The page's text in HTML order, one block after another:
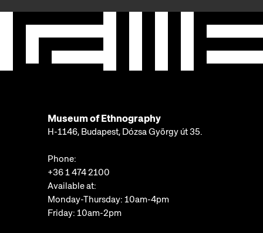
Museum of Ethnography
H-1146, Budapest, Dózsa György út 35.
Phone:
+36 1 474 2100
Available at:
Monday-Thursday: 10am-4pm
Friday: 10am-2pm